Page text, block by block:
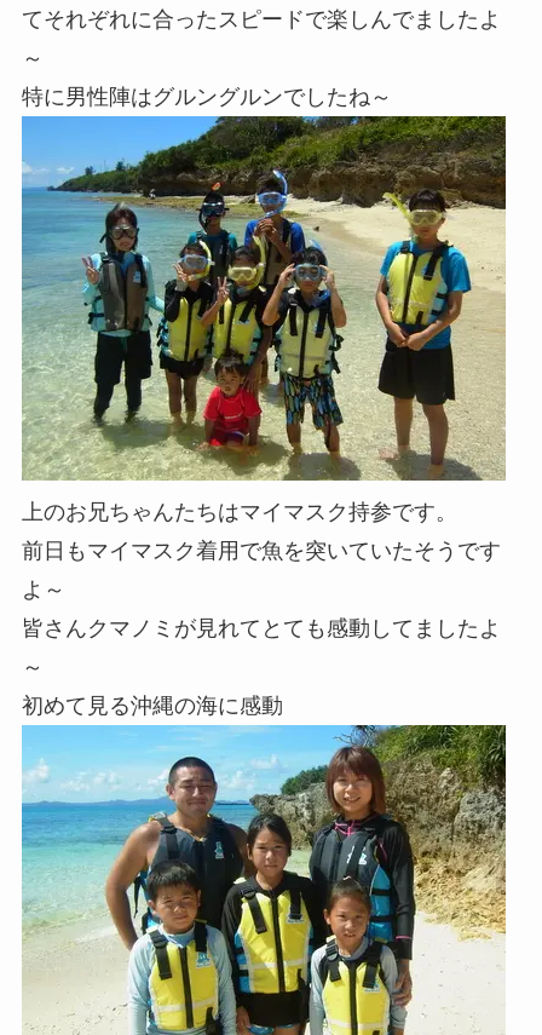
てそれぞれに合ったスピードで楽しんでましたよ
～
特に男性陣はグルングルンでしたね～
上のお兄ちゃんたちはマイマスク持参です。
前日もマイマスク着用で魚を突いていたそうです
よ～
皆さんクマノミが見れてとても感動してましたよ
～
初めて見る沖縄の海に感動